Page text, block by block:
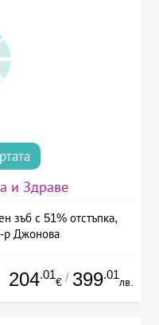
и Здраве
зъб с 51% отстъпка,
р Джонова
204.01
€ / 399.01
лв.